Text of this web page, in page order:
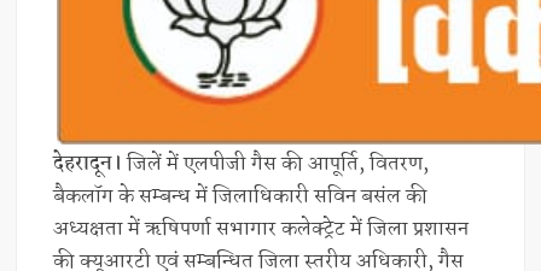
देहरादून।जिलें में एलपीजी गैस की आपूर्ति, वितरण,
बैकलॉग के सम्बन्ध में जिलाधिकारी सविन बसंल की
अध्यक्षता में ऋषिपर्णा सभागार कलेक्ट्रेट में जिला प्रशासन
की क्यूआरटी एवं सम्बन्धित जिला स्तरीय अधिकारी, गैस